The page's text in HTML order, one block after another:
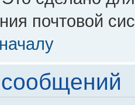
почтовой